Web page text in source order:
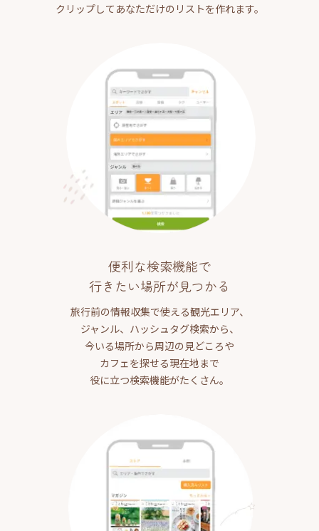
クリップしてあなただけのリストを作れます。
便利な検索機能で
行きたい場所が見つかる
旅行前の情報収集で使える観光エリア、
ジャンル、ハッシュタグ検索から、
今いる場所から周辺の見どころや
カフェを探せる現在地まで
役に立つ検索機能がたくさん。